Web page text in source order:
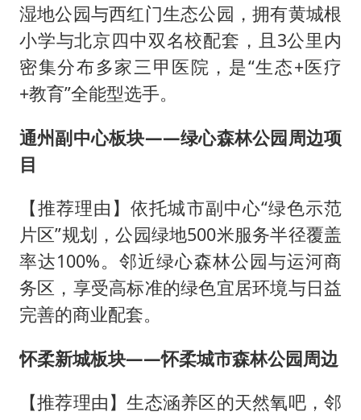
湿地公园与西红门生态公园，拥有黄城根
小学与北京四中双名校配套，且3公里内
密集分布多家三甲医院，是“生态+医疗
+教育”全能型选手。
通州副中心板块——绿心森林公园周边项
目
【推荐理由】依托城市副中心“绿色示范
片区”规划，公园绿地500米服务半径覆盖
率达100%。邻近绿心森林公园与运河商
务区，享受高标准的绿色宜居环境与日益
完善的商业配套。
怀柔新城板块——怀柔城市森林公园周边
【推荐理由】生态涵养区的天然氧吧，邻